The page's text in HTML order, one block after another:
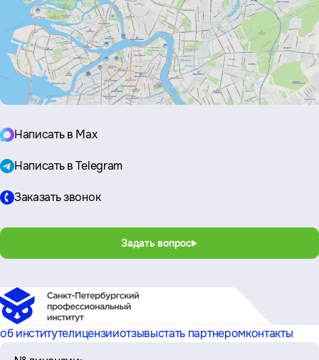
Написать в Max
Написать в Telegram
Заказать звонок
Задать вопрос
об институтелицензииотзывыстать партнеромконтакты